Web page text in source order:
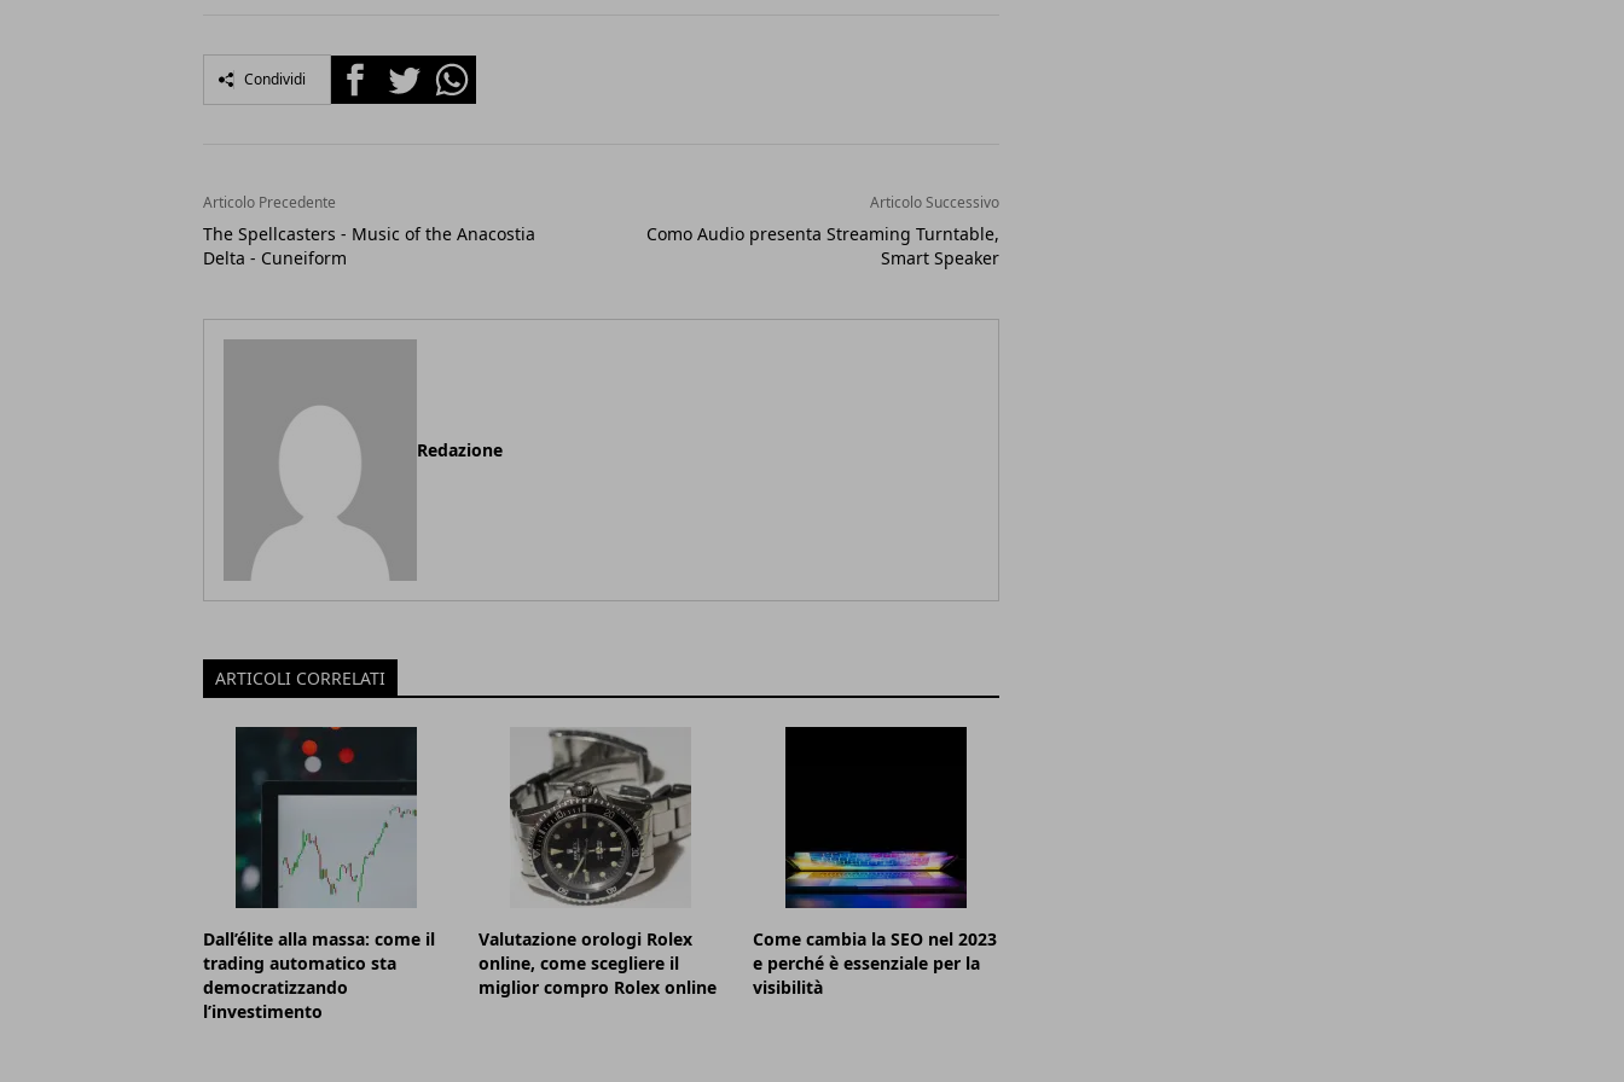
Condividi FacebookTwitterWhatsapp
Articolo Precedente
The Spellcasters - Music of the Anacostia
Delta - Cuneiform
Articolo Successivo
Como Audio presenta Streaming Turntable,
Smart Speaker
Redazione
ARTICOLI CORRELATI
Dall’élite alla massa: come il
trading automatico sta
democratizzando
l’investimento
Valutazione orologi Rolex
online, come scegliere il
miglior compro Rolex online
Come cambia la SEO nel 2023
e perché è essenziale per la
visibilità